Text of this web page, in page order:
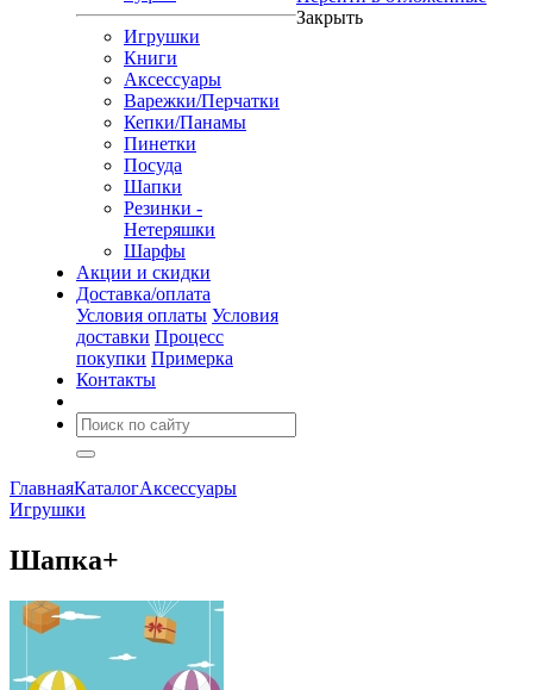
Игрушки
Книги
Аксессуары
Варежки/Перчатки
Кепки/Панамы
Пинетки
Посуда
Шапки
Резинки -
Нетеряшки
Шарфы
Акции и скидки
Доставка/оплата
Условия оплаты Условия
доставки Процесс
покупки Примерка
Контакты
Закрыть
ГлавнаяКаталогАксессуары
Игрушки
Шапка+